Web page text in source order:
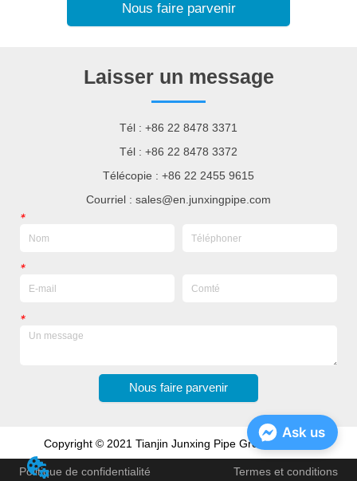
Nous faire parvenir
Laisser un message
Tél : +86 22 8478 3371
Tél : +86 22 8478 3372
Télécopie : +86 22 2455 9615
Courriel : sales@en.junxingpipe.com
*
*
*
Nous faire parvenir
Copyright © 2021 Tianjin Junxing Pipe Group Co., Ltd
Politique de confidentialité Termes et conditions
Ask us